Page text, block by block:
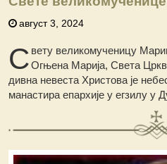
август 3, 2024
С вету великомученицу
Огњена Марија, Света
дивна невеста Христова је
манастира епархије у егзилу у